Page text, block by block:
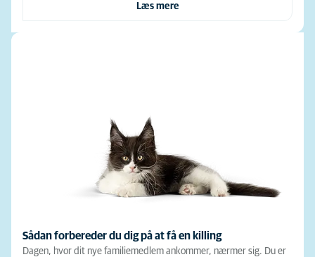
Læs mere
Sådan forbereder du dig på at få en killing
Dagen, hvor dit nye familiemedlem ankommer, nærmer sig. Du er